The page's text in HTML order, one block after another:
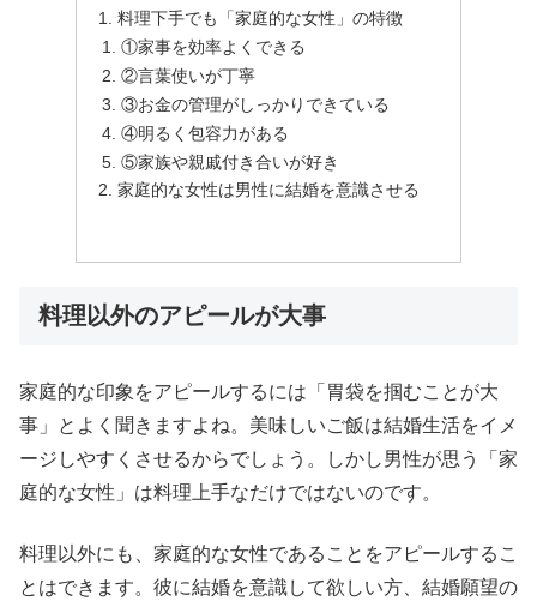
料理下手でも「家庭的な女性」の特徴
①家事を効率よくできる
②言葉使いが丁寧
③お金の管理がしっかりできている
④明るく包容力がある
⑤家族や親戚付き合いが好き
家庭的な女性は男性に結婚を意識させる
料理以外のアピールが大事
家庭的な印象をアピールするには「胃袋を掴むことが大
事」とよく聞きますよね。美味しいご飯は結婚生活をイメ
ージしやすくさせるからでしょう。しかし男性が思う「家
庭的な女性」は料理上手なだけではないのです。
料理以外にも、家庭的な女性であることをアピールするこ
とはできます。彼に結婚を意識して欲しい方、結婚願望の